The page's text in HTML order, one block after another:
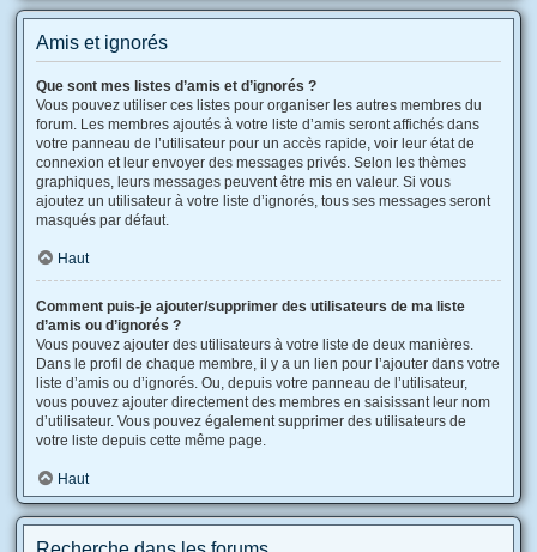
Amis et ignorés
Que sont mes listes d’amis et d’ignorés ?
Vous pouvez utiliser ces listes pour organiser les autres membres du
forum. Les membres ajoutés à votre liste d’amis seront affichés dans
votre panneau de l’utilisateur pour un accès rapide, voir leur état de
connexion et leur envoyer des messages privés. Selon les thèmes
graphiques, leurs messages peuvent être mis en valeur. Si vous
ajoutez un utilisateur à votre liste d’ignorés, tous ses messages seront
masqués par défaut.
Haut
Comment puis-je ajouter/supprimer des utilisateurs de ma liste
d’amis ou d’ignorés ?
Vous pouvez ajouter des utilisateurs à votre liste de deux manières.
Dans le profil de chaque membre, il y a un lien pour l’ajouter dans votre
liste d’amis ou d’ignorés. Ou, depuis votre panneau de l’utilisateur,
vous pouvez ajouter directement des membres en saisissant leur nom
d’utilisateur. Vous pouvez également supprimer des utilisateurs de
votre liste depuis cette même page.
Haut